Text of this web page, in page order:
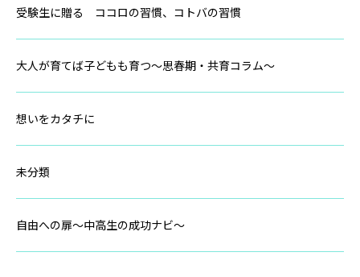
受験生に贈る ココロの習慣、コトバの習慣
大人が育てば子どもも育つ～思春期・共育コラム～
想いをカタチに
未分類
自由への扉～中高生の成功ナビ～